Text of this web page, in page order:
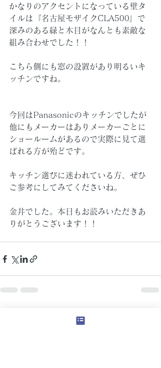
かなりのアクセントになっている壁タ
イルは『名古屋モザイクCLA500』で
深みのある緑と木目がなんとも素敵な
組み合わせでした！！
こちら側にも窓の設置があり明るいキ
ッチンですね。
今回はPanasonicのキッチンでしたが
他にもメーカーはありメーカーごとに
ショールームがあるので実際に見て選
ばれる方が殆どです。
キッチン選びに迷われている方、ぜひ
ご参考にしてみてくださいね。
金井でした。本日もお読みいただきあ
りがとうございます！！